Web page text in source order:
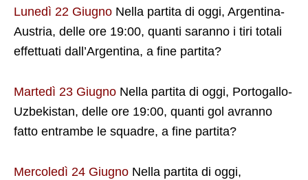
Lunedì 22 Giugno Nella partita di oggi, Argentina-
Austria, delle ore 19:00, quanti saranno i tiri totali
effettuati dall’Argentina, a fine partita?
Martedì 23 Giugno Nella partita di oggi, Portogallo-
Uzbekistan, delle ore 19:00, quanti gol avranno
fatto entrambe le squadre, a fine partita?
Mercoledì 24 Giugno Nella partita di oggi,